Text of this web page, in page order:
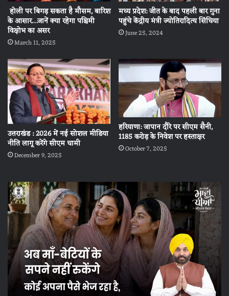
होली पर बिगड़ सकता है मौसम, बारिश
के आसार…जानें क्या रहेगा पश्चिमी
विक्षोभ का असर
March 11, 2025
मध्य प्रदेश: जीत के बाद पहली बार गुना
पहुंचे केंद्रीय मंत्री ज्योतिरादित्य सिंधिया
June 25, 2024
उत्तराखंड : 2026 में नई सोशल मीडिया
नीति लागू करेंगे सीएम धामी
December 9, 2025
हरियाणा: जापान दौरे पर सीएम सैनी,
1185 करोड़ के निवेश पर हस्ताक्षर
October 7, 2025